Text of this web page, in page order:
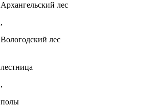
Архангельский лес
,
Вологодский лес
лестница
,
полы